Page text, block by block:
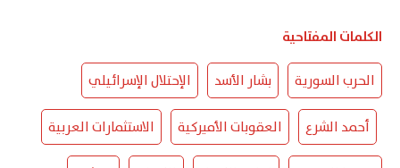
الكلمات المفتاحية
الحرب السورية بشار الأسد الإحتلال الإسرائيلي
أحمد الشرع العقوبات الأميركية الاستثمارات العربية